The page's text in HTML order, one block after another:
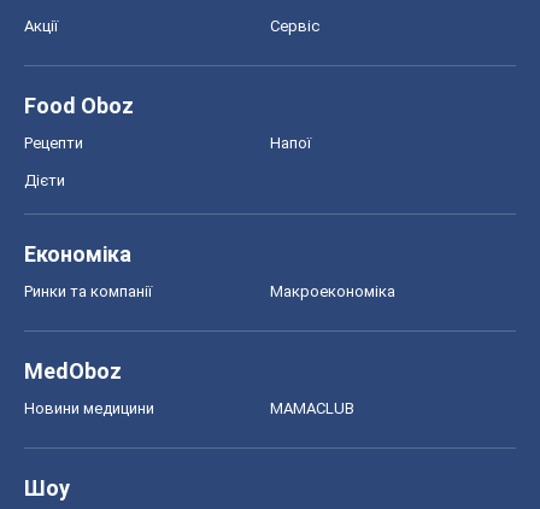
Акції Сервіс
Food Oboz
Рецепти Напої
Дієти
Економіка
Ринки та компанії Макроекономіка
MedOboz
Новини медицини MAMACLUB
Шоу